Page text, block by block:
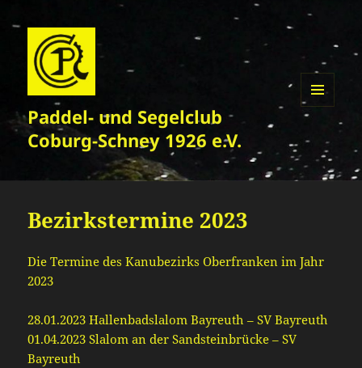
Paddel- und Segelclub
Coburg-Schney 1926 e.V.
MENÜ
WIDGETS
Bezirkstermine 2023
Die Termine des Kanubezirks Oberfranken im Jahr
2023
28.01.2023 Hallenbadslalom Bayreuth – SV Bayreuth
01.04.2023 Slalom an der Sandsteinbrücke – SV
Bayreuth